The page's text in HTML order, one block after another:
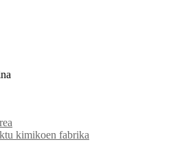
kimikoen fabrika